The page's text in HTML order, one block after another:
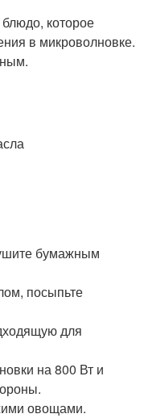
блюдо, которое
в микроволновке.
бумажным
посыпьте
для
на 800 Вт и
овощами.